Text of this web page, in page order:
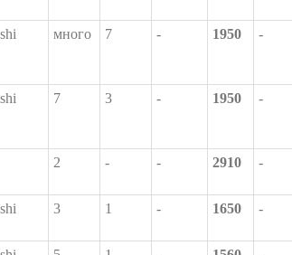
много 7 - 1950 -
7 3 - 1950 -
2 - - 2910 -
3 1 - 1650 -